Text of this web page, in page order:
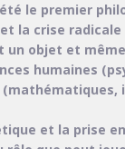
le premier
la crise
objet et
humaines
et la prise